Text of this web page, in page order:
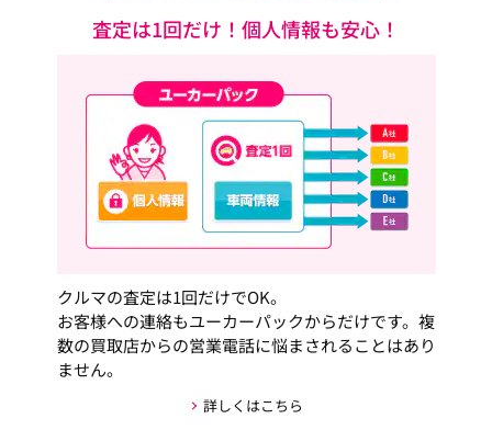
査定は1回だけ！個人情報も安心！
クルマの査定は1回だけでOK。
お客様への連絡もユーカーパックからだけです。複
数の買取店からの営業電話に悩まされることはあり
ません。
詳しくはこちら